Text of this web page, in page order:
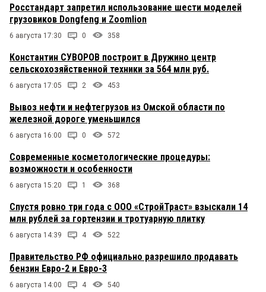
Росстандарт запретил использование шести моделей
грузовиков Dongfeng и Zoomlion
6 августа 17:30 0 358
Константин СУВОРОВ построит в Дружино центр
сельскохозяйственной техники за 564 млн руб.
6 августа 17:05 2 453
Вывоз нефти и нефтегрузов из Омской области по
железной дороге уменьшился
6 августа 16:00 0 572
Современные косметологические процедуры:
возможности и особенности
6 августа 15:20 1 368
Спустя ровно три года с ООО «СтройТраст» взыскали 14
млн рублей за гортензии и тротуарную плитку
6 августа 14:39 4 522
Правительство РФ официально разрешило продавать
бензин Евро-2 и Евро-3
6 августа 14:00 4 540